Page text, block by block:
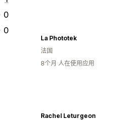
0
0
La Phototek
法国
8个月 人在使用应用
Rachel Leturgeon